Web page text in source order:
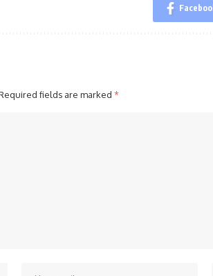
fields are marked *